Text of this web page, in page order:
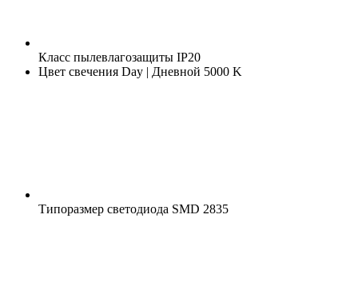
Класс пылевлагозащиты IP20
Цвет свечения Day | Дневной 5000 K
Типоразмер светодиода SMD 2835